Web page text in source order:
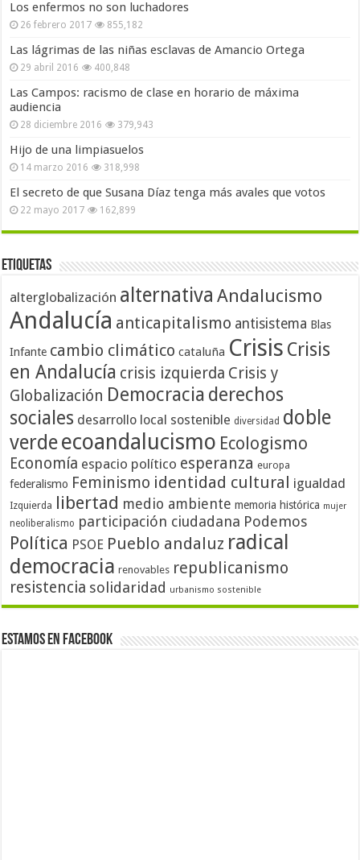
Los enfermos no son luchadores
26 febrero 2017 855,182
Las lágrimas de las niñas esclavas de Amancio Ortega
29 abril 2016 400,848
Las Campos: racismo de clase en horario de máxima
audiencia
28 diciembre 2016 379,943
Hijo de una limpiasuelos
14 marzo 2016 318,998
El secreto de que Susana Díaz tenga más avales que votos
22 mayo 2017 162,899
Etiquetas
alterglobalización alternativa Andalucismo
Andalucía anticapitalismo antisistema Blas
Infante cambio climático cataluña Crisis Crisis
en Andalucía crisis izquierda Crisis y
Globalización Democracia derechos
sociales desarrollo local sostenible diversidad doble
verdeecoandalucismo Ecologismo
Economía espacio político esperanza europa
federalismo Feminismo identidad cultural igualdad
Izquierda libertad medio ambiente memoria histórica mujer
neoliberalismo participación ciudadana Podemos
Política PSOE Pueblo andaluz radical
democracia renovables republicanismo
resistencia solidaridad urbanismo sostenible
Estamos en Facebook